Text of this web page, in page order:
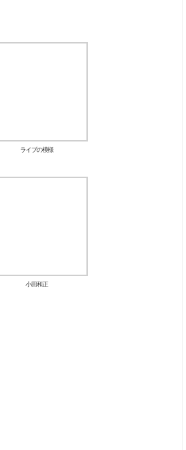
ライブの模様
小田和正